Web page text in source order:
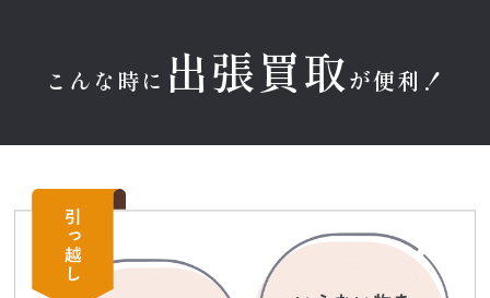
こんな時に 出張買取が便利！